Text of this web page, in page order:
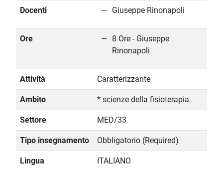
Docenti Giuseppe Rinonapoli
Ore
8 Ore - Giuseppe
Rinonapoli
Attività Caratterizzante
Ambito * scienze della fisioterapia
Settore MED/33
Tipo insegnamento Obbligatorio (Required)
Lingua
ITALIANO